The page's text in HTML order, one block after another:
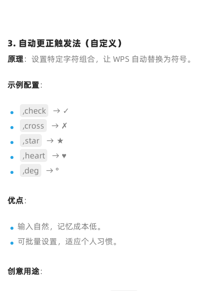
3. 自动更正触发法（自定义）
原理：设置特定字符组合，让 WPS 自动替换为符号。
示例配置：
,check
→ ✓
,cross
→ ✗
,star
→ ★
,heart
→ ♥
,deg
→ °
优点：
输入自然，记忆成本低。
可批量设置，适应个人习惯。
创意用途：